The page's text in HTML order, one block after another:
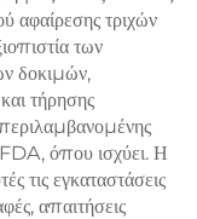
αφαίρεσης τριχών
των
δοκιμών,
τήρησης
όπου ισχύει. Η
τις εγκαταστάσεις
απαιτήσεις